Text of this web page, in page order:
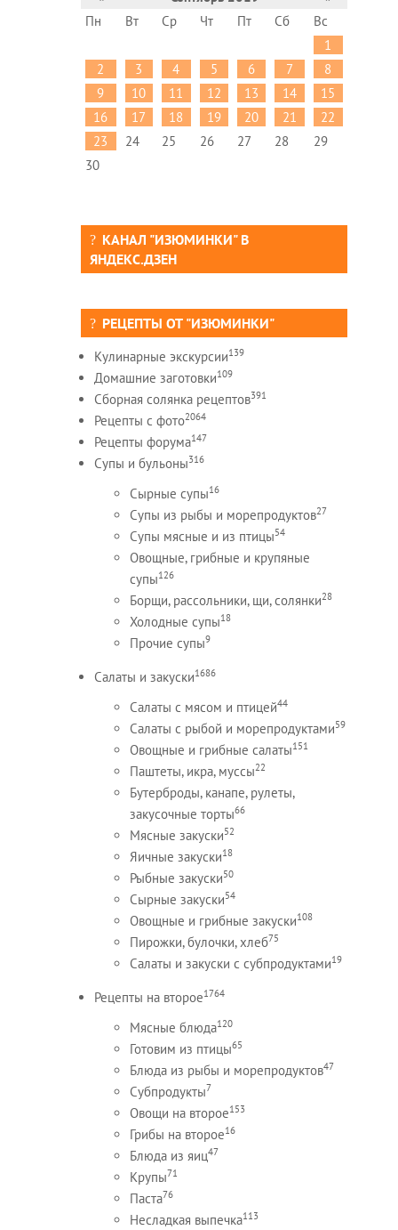
Пн
Вт Ср Чт Пт Сб
Вс
1
2
3 4 5 6 7
8
9
10 11 12 13 14
15
16
17 18 19 20 21
22
23
24 25 26 27 28
29
30
КАНАЛ "ИЗЮМИНКИ" В
ЯНДЕКС.ДЗЕН
РЕЦЕПТЫ ОТ "ИЗЮМИНКИ"
Кулинарные экскурсии139
Домашние заготовки109
Сборная солянка рецептов391
Рецепты c фото2064
Рецепты форума147
Супы и бульоны316
Сырные супы16
Супы из рыбы и морепродуктов27
Супы мясные и из птицы54
Овощные, грибные и крупяные
супы126
Борщи, рассольники, щи, солянки28
Холодные супы18
Прочие супы9
Салаты и закуски1686
Салаты с мясом и птицей44
Салаты с рыбой и морепродуктами59
Овощные и грибные салаты151
Паштеты, икра, муссы22
Бутерброды, канапе, рулеты,
закусочные торты66
Мясные закуски52
Яичные закуски18
Рыбные закуски50
Сырные закуски54
Овощные и грибные закуски108
Пирожки, булочки, хлеб75
Салаты и закуски с субпродуктами19
Рецепты на второе1764
Мясные блюда120
Готовим из птицы65
Блюда из рыбы и морепродуктов47
Субпродукты7
Овощи на второе153
Грибы на второе16
Блюда из яиц47
Крупы71
Паста76
Несладкая выпечка113